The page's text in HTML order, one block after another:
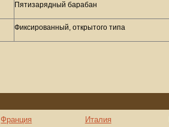
Пятизарядный барабан
Фиксированный, открытого типа
Франция
Италия